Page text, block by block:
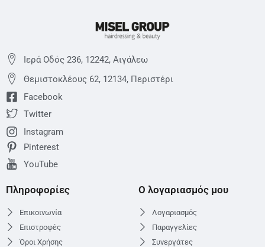
Ιερά Οδός 236, 12242, Αιγάλεω
Θεμιστoκλέους 62, 12134, Περιστέρι
Facebook
Twitter
Instagram
Pinterest
YouTube
Πληροφορίες
Επικοινωνία
Επιστροφές
Όροι Χρήσης
Ο λογαριασμός μου
Λογαριασμός
Παραγγελίες
Συνεργάτες